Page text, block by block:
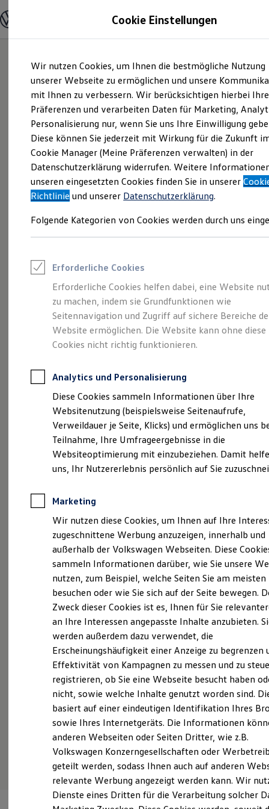
Hauptinhalt
springen
Footer
springen
Modelle und Konfigurator
Modelle vergleichen
Elektroautos
ENERGY Sondermodelle
Nutzfahrzeuge
SUV und CUV
Familienautos
Kombis
Kompaktwagen
Sportwagen
Schnell verfügbare Fahrzeuge
Angebote und Produkte
Aktuelle Angebote
E-Auto-Förderung
Volkswagen Marktplatz
Junge Gebrauchtwagen und Gebrauchtwagen
Saisonangebote
Leasing
Leasing-Angebote
Gebrauchtwagen Leasing
Junge Gebrauchtwagen-Leasing
Elektroauto Leasing
Kleinwagen-Leasing
Leasing ohne Anzahlung
Autokredit mit Schlussrate
Versicherungen und Garantien
Kfz-Versicherung
Restschuldversicherungen
Garantien
Wartungsverträge
Geschäftskunden
Professional Class bei Volkswagen
Großkunden
Behörden
Anpfiff zum Gewinn
Elektroautos
ID. Tutorials
Elektrofahrzeugkonzepte
Reichweite
Reichweite der ID. Modelle
Reichweite im Winter
Laden
Laden unterwegs
Laden Zuhause
Ladezeitensimulator
Batterie
Sicherheit
Garantie und Lebensdauer
Nachhaltigkeit
Technologie
Kosten und Kauf
Verbrauchskosten
Kaufoptionen
E-Auto-Förderung
Software und Konnektivität
Die ID. Software 6
ID. Software Versionen und Updates
Digitale Extras
Schnittstellen zu Ihrem ID.
Ganz schön groß. Der
Polo.
Impressum & Rechtliches
Probefahrt vereinbaren
Fahrzeugangebot anfordern
Servicetermin buchen
Serviceanfrage stellen
Cookie Einstellungen
Wir nutzen Cookies, um Ihnen die bestmögliche Nutzung
unserer Webseite zu ermöglichen und unsere
mit Ihnen zu verbessern. Wir berücksichtigen hierbei Ihre
Präferenzen und verarbeiten Daten für Marketing,
Personalisierung nur, wenn Sie uns Ihre Einwilligung
Diese können Sie jederzeit mit Wirkung für die Zukunft
Cookie Manager (Meine Präferenzen verwalten) in der
Datenschutzerklärung widerrufen. Weitere
unseren eingesetzten Cookies finden Sie in unserer
Richtlinie und unserer Datenschutzerklärung.
Folgende Kategorien von Cookies werden durch uns
Erforderliche Cookies
Erforderliche Cookies helfen dabei, eine Website
zu machen, indem sie Grundfunktionen wie
Seitennavigation und Zugriff auf sichere Bereiche
Website ermöglichen. Die Website kann ohne diese
Cookies nicht richtig funktionieren.
Analytics und Personalisierung
Diese Cookies sammeln Informationen über Ihre
Websitenutzung (beispielsweise Seitenaufrufe,
Verweildauer je Seite, Klicks) und ermöglichen uns
Teilnahme, Ihre Umfrageergebnisse in die
Websiteoptimierung mit einzubeziehen. Damit
uns, Ihr Nutzererlebnis persönlich auf Sie
Marketing
Wir nutzen diese Cookies, um Ihnen auf Ihre
zugeschnittene Werbung anzuzeigen, innerhalb und
außerhalb der Volkswagen Webseiten. Diese
sammeln Informationen darüber, wie Sie unsere
nutzen, zum Beispiel, welche Seiten Sie am meisten
besuchen oder wie Sie sich auf der Seite bewegen.
Zweck dieser Cookies ist es, Ihnen für Sie
an Ihre Interessen angepasste Inhalte anzubieten.
werden außerdem dazu verwendet, die
Erscheinungshäufigkeit einer Anzeige zu begrenzen
Effektivität von Kampagnen zu messen und zu
registrieren, ob Sie eine Webseite besucht haben
nicht, sowie welche Inhalte genutzt worden sind.
basiert auf einer eindeutigen Identifikation Ihres
sowie Ihres Internetgeräts. Die Informationen
anderen Webseiten oder Seiten Dritter, wie z.B.
Volkswagen Konzerngesellschaften oder
geteilt werden, sodass Ihnen auch auf anderen
relevante Werbung angezeigt werden kann. Wir
Dienste eines Dritten für die Verarbeitung solcher